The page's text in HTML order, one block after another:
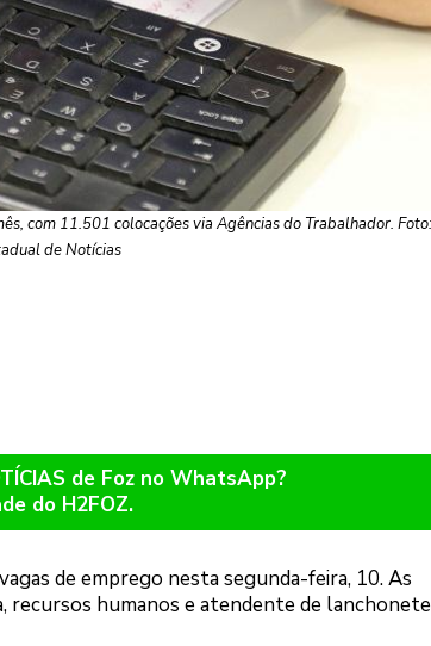
com 11.501 colocações via Agências do Trabalhador. Foto:
de Notícias
de Foz no WhatsApp?
do H2FOZ.
de emprego nesta segunda-feira, 10. As
recursos humanos e atendente de